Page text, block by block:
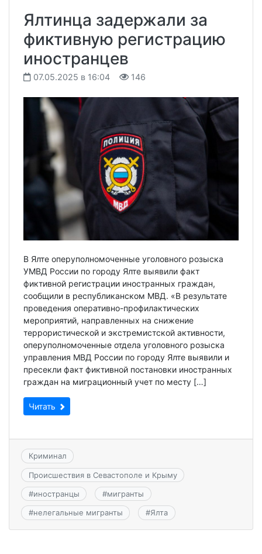
Ялтинца задержали за
фиктивную регистрацию
иностранцев
07.05.2025 в 16:04 146
В Ялте оперуполномоченные уголовного розыска
УМВД России по городу Ялте выявили факт
фиктивной регистрации иностранных граждан,
сообщили в республиканском МВД. «В результате
проведения оперативно-профилактических
мероприятий, направленных на снижение
террористической и экстремистской активности,
оперуполномоченные отдела уголовного розыска
управления МВД России по городу Ялте выявили и
пресекли факт фиктивной постановки иностранных
граждан на миграционный учет по месту […]
Читать
Криминал
Происшествия в Севастополе и Крыму
#иностранцы #мигранты
#нелегальные мигранты #Ялта